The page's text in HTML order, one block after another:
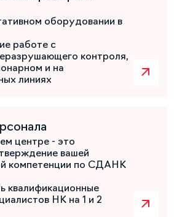
оборудовании в
работе с
контроля,
и на
линиях
центре - это
вашей
компетенции по СДАНК
квалификационные
НК на 1 и 2